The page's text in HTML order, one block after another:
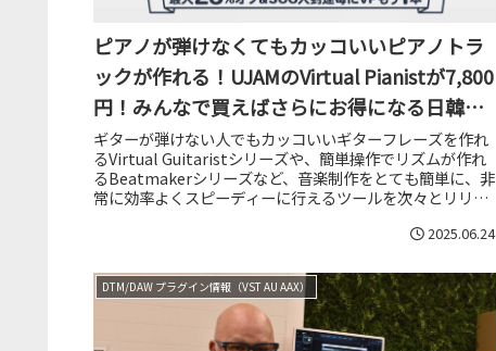
ピアノが弾けなくてもカッコいいピアノトラ
ックが作れる！UJAMのVirtual Pianistが7,800
円！みんなで買えばさらにお得になる日韓台
合同Group Buyキャンペーン開催中
ギターが弾けない人でもカッコいいギターフレーズを作れ
るVirtual Guitaristシリーズや、簡単操作でリズムが作れ
るBeatmakerシリーズなど、音楽制作をとても簡単に、非
常に効率よくスピーディーに行えるツールを次々とリリー
2025.06.24
DTM/DAW プラグイン情報（VST AU AAX）